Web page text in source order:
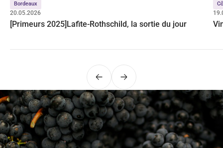
Bordeaux
20.05.2026
[Primeurs 2025]Lafite-Rothschild, la sortie du jour
PrécédentSuivant